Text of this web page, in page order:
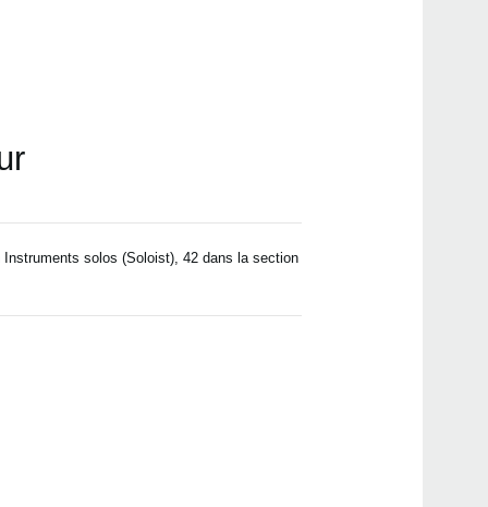
solos (Soloist), 42 dans la section